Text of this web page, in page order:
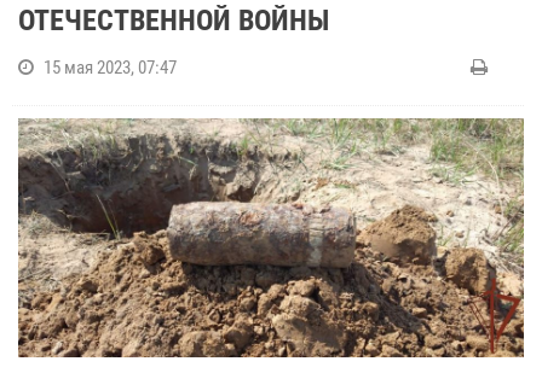
ОТЕЧЕСТВЕННОЙ ВОЙНЫ
15 мая 2023, 07:47